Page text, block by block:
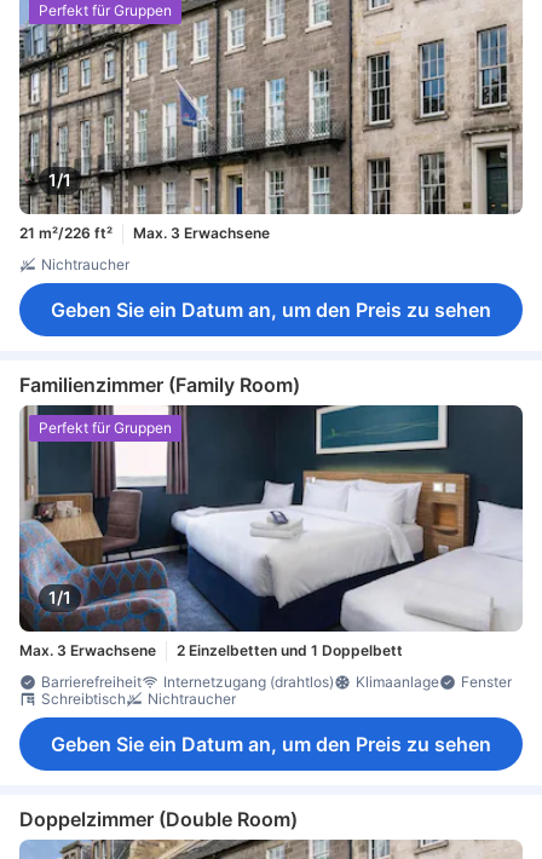
1/1
Perfekt für Gruppen
21 m²/226 ft²
Max. 3 Erwachsene
Nichtraucher
Geben Sie ein Datum an, um den Preis zu sehen
Familienzimmer (Family Room)
1/1
Perfekt für Gruppen
Max. 3 Erwachsene
2 Einzelbetten und 1 Doppelbett
Barrierefreiheit
Internetzugang (drahtlos) Klimaanlage
Fenster
Schreibtisch
Nichtraucher
Geben Sie ein Datum an, um den Preis zu sehen
Doppelzimmer (Double Room)